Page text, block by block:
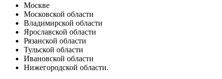
Москве
Московской области
Владимирской области
Ярославской области
Рязанской области
Тульской области
Ивановской области
Нижегородской области.